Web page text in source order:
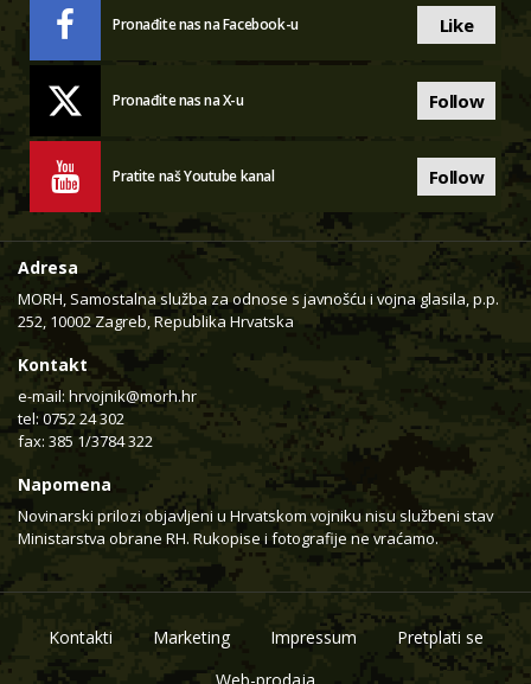
Pronađite nas na Facebook-u Like
Pronađite nas na X-u Follow
Pratite naš Youtube kanal Follow
Adresa
MORH, Samostalna služba za odnose s javnošću i vojna glasila, p.p.
252, 10002 Zagreb, Republika Hrvatska
Kontakt
e-mail: hrvojnik@morh.hr
tel: 0752 24 302
fax: 385 1/3784 322
Napomena
Novinarski prilozi objavljeni u Hrvatskom vojniku nisu službeni stav
Ministarstva obrane RH. Rukopise i fotografije ne vraćamo.
Kontakti Marketing Impressum
Pretplati se